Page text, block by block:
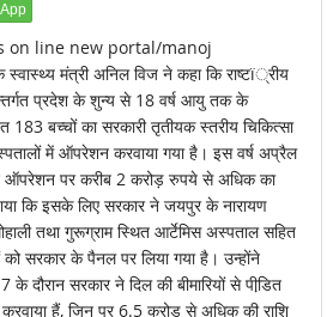
on line new portal/manoj
मंत्री अनिल विज ने कहा कि राष्टï्रीय
प्रदेश के शुन्य से 18 वर्ष आयु तक के
183 बच्चों का सरकारी तृतीयक स्तरीय चिकित्सा
में ऑपरेशन करवाया गया है। इस वर्ष अप्रैल
पर करीब 2 करोड़ रुपये से अधिक का
कि इसके लिए सरकार ने जयपुर के नारायण
तथा गुरूग्राम स्थित आर्टेमिस अस्पताल सहित
सरकार के पैनल पर लिया गया है। उन्होंने
दौरान सरकार ने दिल की बीमारियों से पीडि़त
हैं, जिन पर 6.5 करोड़ से अधिक की राशि